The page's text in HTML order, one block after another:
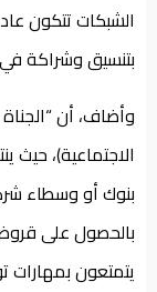
بتنسيق وشراكة في
وأضاف، أن
الاجتماعية)،
بنوك أو وسطاء
بالحصول على
يتمتعون